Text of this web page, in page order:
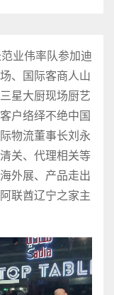
业伟率队参加迪
、国际客商人山
星大厨现场厨艺
户络绎不绝中国
物流董事长刘永
关、代理相关等
外展、产品走出
联酋辽宁之家主